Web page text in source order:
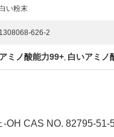
白い粉末
1308068-626-2
アミノ酸能力99+, 白いアミノ
-OH CAS NO. 82795-51-